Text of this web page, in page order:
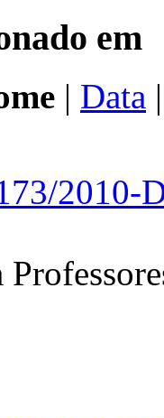
em
| Data
2010-